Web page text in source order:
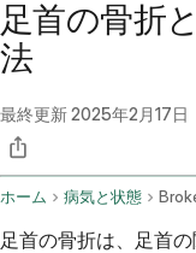
足首の骨折
法
最終更新2025年2月17日
ホーム 病気と状態
足首の骨折は、足首